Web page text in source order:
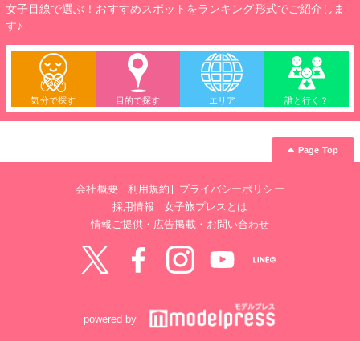
女子目線で選ぶ！おすすめスポットをランキング形式でご紹介しま
す♪
気分で探す 目的で探す エリア 誰と行く？
Page Top
会社概要 利用規約
プライバシーポリシー
採用情報
女子旅プレスとは
情報ご提供・広告掲載・お問い合わせ
powered by